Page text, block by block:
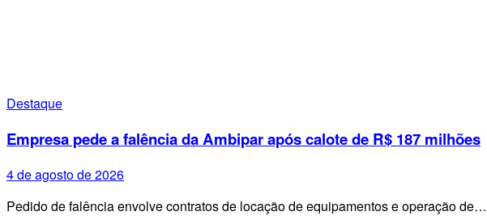
Destaque
Empresa pede a falência da Ambipar após calote de R$ 187 milhões
4 de agosto de 2026
Pedido de falência envolve contratos de locação de equipamentos e operação de…